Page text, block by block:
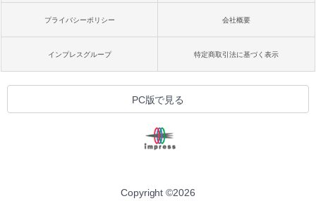
プライバシーポリシー 会社概要
インプレスグループ 特定商取引法に基づく表示
PC版で見る
Copyright ©2026